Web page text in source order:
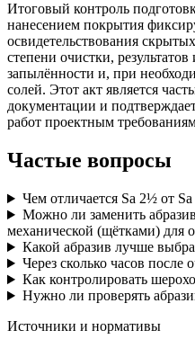
Итоговый контроль
нанесением покрытия
освидетельствования
степени очистки,
запылённости и, при
солей. Этот акт является
документации и
работ проектным
Частые вопросы
Чем отличается Sa 2½ от
Можно ли заменить
механической (щётками) для
Какой абразив лучше
Через сколько часов после
Как контролировать
Нужно ли проверять
Источники и нормативы